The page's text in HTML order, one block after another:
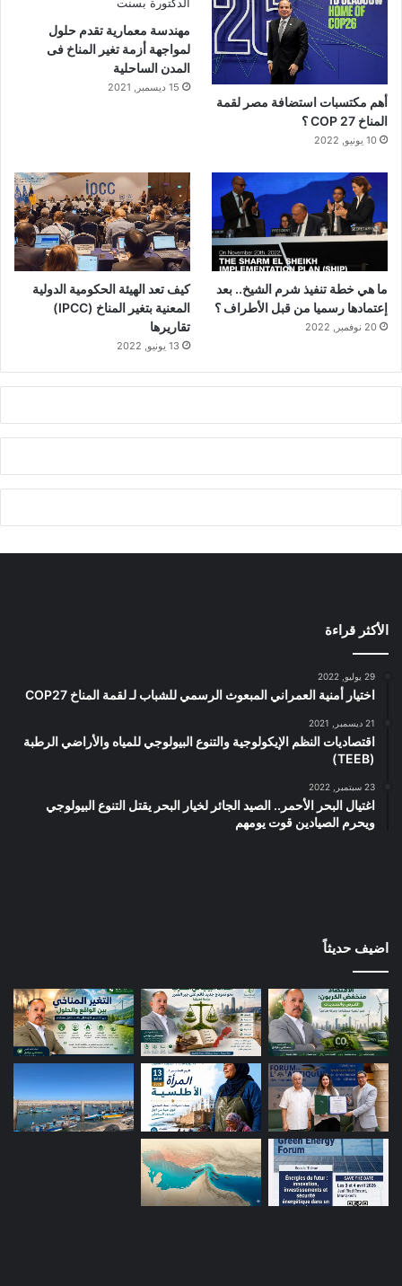
أهم مكتسبات استضافة مصر لقمة
المناخ 27 COP ؟
10 يونيو, 2022
مهندسة معمارية تقدم حلول
لمواجهة أزمة تغير المناخ فى
المدن الساحلية
15 ديسمبر, 2021
ما هي خطة تنفيذ شرم الشيخ.. بعد
إعتمادها رسميا من قبل الأطراف ؟
20 نوفمبر, 2022
كيف تعد الهيئة الحكومية الدولية
المعنية بتغير المناخ (IPCC)
تقاريرها
13 يونيو, 2022
الأكثر قراءة
29 يوليو, 2022
اختيار أمنية العمراني المبعوث الرسمي للشباب لـ لقمة المناخ COP27
21 ديسمبر, 2021
اقتصاديات النظم الإيكولوجية والتنوع البيولوجي للمياه والأراضي الرطبة
(TEEB)
23 سبتمبر, 2022
اغتيال البحر الأحمر.. الصيد الجائر لخيار البحر يقتل التنوع البيولوجي
ويحرم الصيادين قوت يومهم
اضيف حديثاً